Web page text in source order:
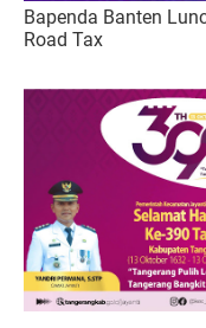
Bapenda Banten
Road Tax